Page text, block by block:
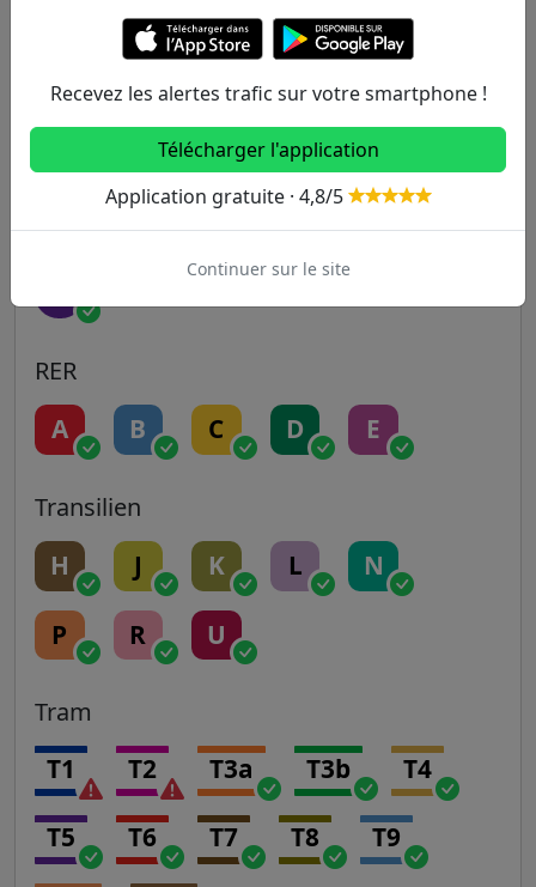
1 2 3 3B 4
7 7B 8
9 10 11 12 13
RER
A B C D E
Transilien
H J K L N
P R U
Tram
T1 T2 T3a T3b T4
T5 T6 T7 T8 T9
Recevez les alertes trafic sur votre smartphone !
Télécharger l'application
Application gratuite · 4,8/5
Continuer sur le site